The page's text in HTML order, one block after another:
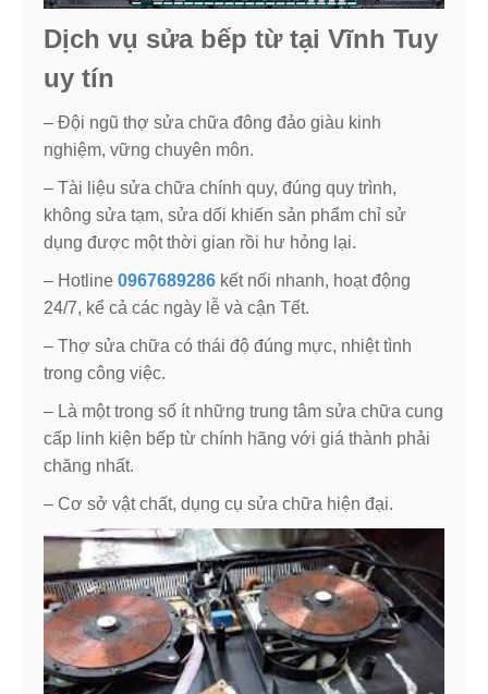
Dịch vụ sửa bếp từ tại Vĩnh Tuy
uy tín
– Đội ngũ thợ sửa chữa đông đảo giàu kinh
nghiệm, vững chuyên môn.
– Tài liệu sửa chữa chính quy, đúng quy trình,
không sửa tạm, sửa dối khiến sản phẩm chỉ sử
dụng được một thời gian rồi hư hỏng lại.
– Hotline 0967689286 kết nối nhanh, hoạt động
24/7, kể cả các ngày lễ và cận Tết.
– Thợ sửa chữa có thái độ đúng mực, nhiệt tình
trong công việc.
– Là một trong số ít những trung tâm sửa chữa cung
cấp linh kiện bếp từ chính hãng với giá thành phải
chăng nhất.
– Cơ sở vật chất, dụng cụ sửa chữa hiện đại.